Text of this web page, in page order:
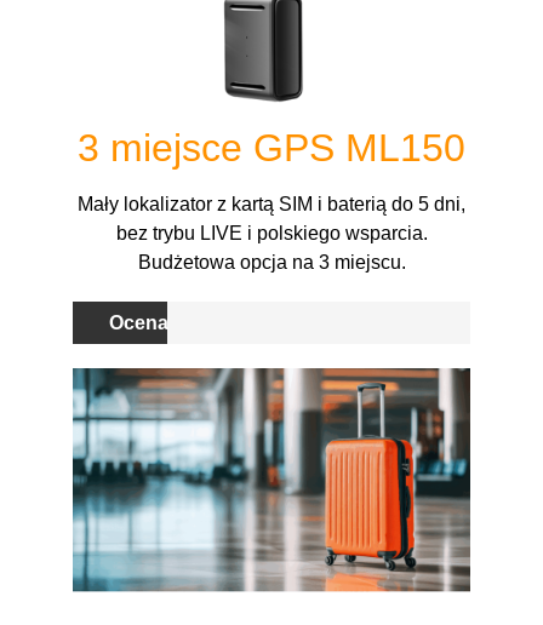
3 miejsce GPS ML150
Mały lokalizator z kartą SIM i baterią do 5 dni,
bez trybu LIVE i polskiego wsparcia.
Budżetowa opcja na 3 miejscu.
Ocena